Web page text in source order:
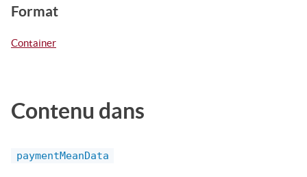
Format
Container
Contenu dans
paymentMeanData